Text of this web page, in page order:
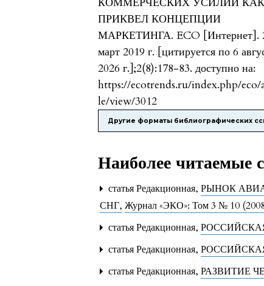
ПРИКВЕЛ КОНЦЕПЦИИ
МАРКЕТИНГА. ECO [Интернет].
март 2019 г. [цитируется по 6
2026 г.];2(8):178-83. доступно на:
https://ecotrends.ru/index.php/
le/view/3012
Другие форматы библиографических
Наиболее читаемые
статья Редакционная,РЫНОК
СНГ,Журнал «ЭКО»: Том 3 № 10
статья Редакционная,
статья Редакционная,
статья Редакционная,РАЗВИТИЕ